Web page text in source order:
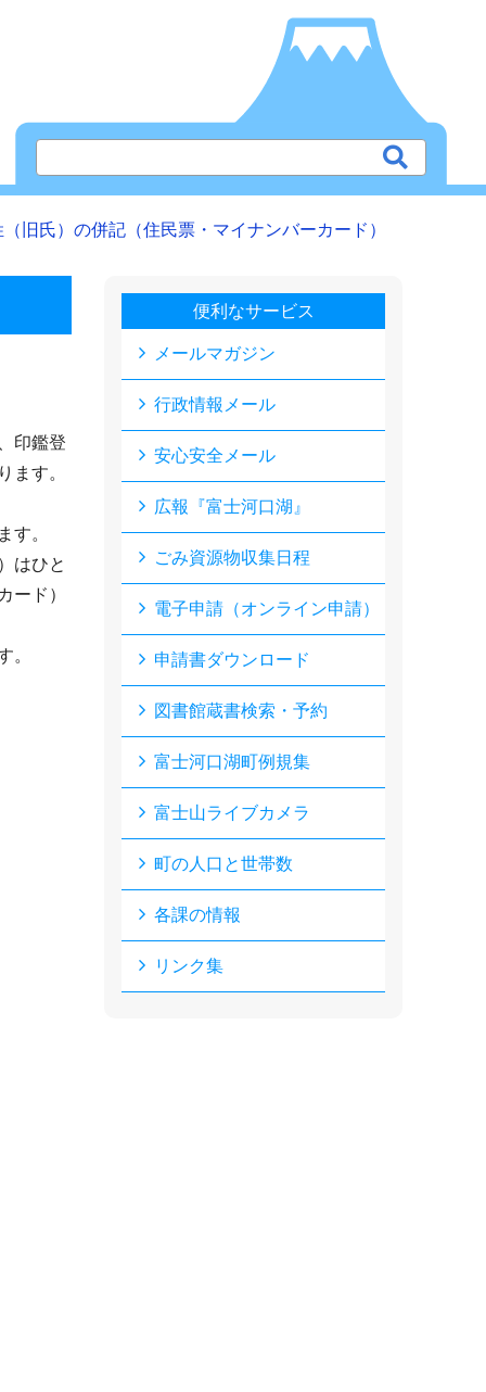
（旧氏）の併記（住民票・マイナンバーカード）
印鑑登
ます。
す。
はひと
ード）
。
便利なサービス
メールマガジン
行政情報メール
安心安全メール
広報『富士河口湖』
ごみ資源物収集日程
電子申請（オンライン申請）
申請書ダウンロード
図書館蔵書検索・予約
富士河口湖町例規集
富士山ライブカメラ
町の人口と世帯数
各課の情報
リンク集